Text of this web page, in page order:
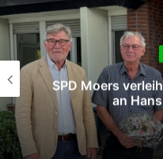
Moers
SPD Moers verleiht
an Hans